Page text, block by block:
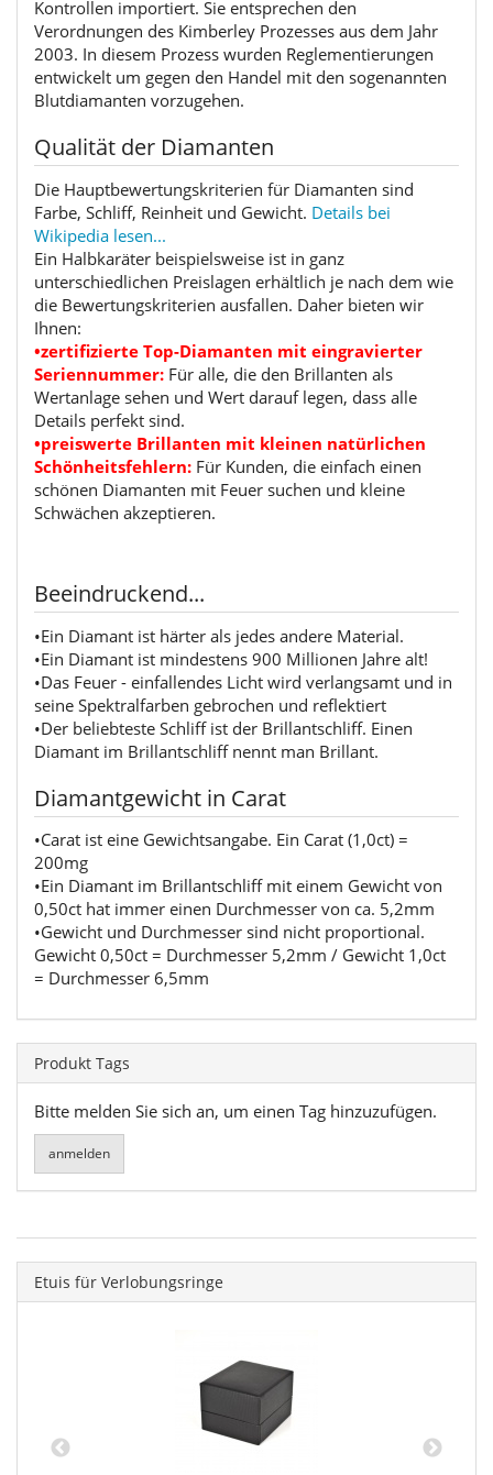
Kontrollen importiert. Sie entsprechen den
Verordnungen des Kimberley Prozesses aus dem Jahr
2003. In diesem Prozess wurden Reglementierungen
entwickelt um gegen den Handel mit den sogenannten
Blutdiamanten vorzugehen.
Qualität der Diamanten
Die Hauptbewertungskriterien für Diamanten sind
Farbe, Schliff, Reinheit und Gewicht. Details bei
Wikipedia lesen...
Ein Halbkaräter beispielsweise ist in ganz
unterschiedlichen Preislagen erhältlich je nach dem wie
die Bewertungskriterien ausfallen. Daher bieten wir
Ihnen:
•zertifizierte Top-Diamanten mit eingravierter
Seriennummer: Für alle, die den Brillanten als
Wertanlage sehen und Wert darauf legen, dass alle
Details perfekt sind.
•preiswerte Brillanten mit kleinen natürlichen
Schönheitsfehlern: Für Kunden, die einfach einen
schönen Diamanten mit Feuer suchen und kleine
Schwächen akzeptieren.
Beeindruckend...
•Ein Diamant ist härter als jedes andere Material.
•Ein Diamant ist mindestens 900 Millionen Jahre alt!
•Das Feuer - einfallendes Licht wird verlangsamt und in
seine Spektralfarben gebrochen und reflektiert
•Der beliebteste Schliff ist der Brillantschliff. Einen
Diamant im Brillantschliff nennt man Brillant.
Diamantgewicht in Carat
•Carat ist eine Gewichtsangabe. Ein Carat (1,0ct) =
200mg
•Ein Diamant im Brillantschliff mit einem Gewicht von
0,50ct hat immer einen Durchmesser von ca. 5,2mm
•Gewicht und Durchmesser sind nicht proportional.
Gewicht 0,50ct = Durchmesser 5,2mm / Gewicht 1,0ct
= Durchmesser 6,5mm
Produkt Tags
Bitte melden Sie sich an, um einen Tag hinzuzufügen.
Etuis für Verlobungsringe